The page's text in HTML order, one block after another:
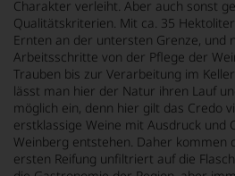
Charakter verleiht. Aber auch sonst
Qualitätskriterien. Mit ca. 35
Ernten an der untersten Grenze, und
Arbeitsschritte von der Pflege der
Trauben bis zur Verarbeitung im
lässt man hier der Natur ihren Lauf
möglich ein, denn hier gilt das Credo
erstklassige Weine mit Ausdruck und
Weinberg entstehen. Daher kommen
ersten Reifung unfiltriert auf die